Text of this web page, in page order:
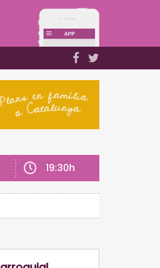
19:30h